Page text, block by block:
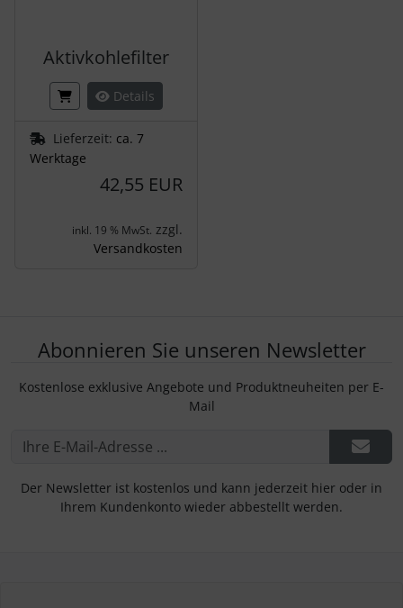
Aktivkohlefilter
Details
Lieferzeit: ca. 7
Werktage
42,55 EUR
inkl. 19 % MwSt. zzgl.
Versandkosten
Abonnieren Sie unseren Newsletter
Kostenlose exklusive Angebote und Produktneuheiten per E-
Mail
Der Newsletter ist kostenlos und kann jederzeit hier oder in
Ihrem Kundenkonto wieder abbestellt werden.